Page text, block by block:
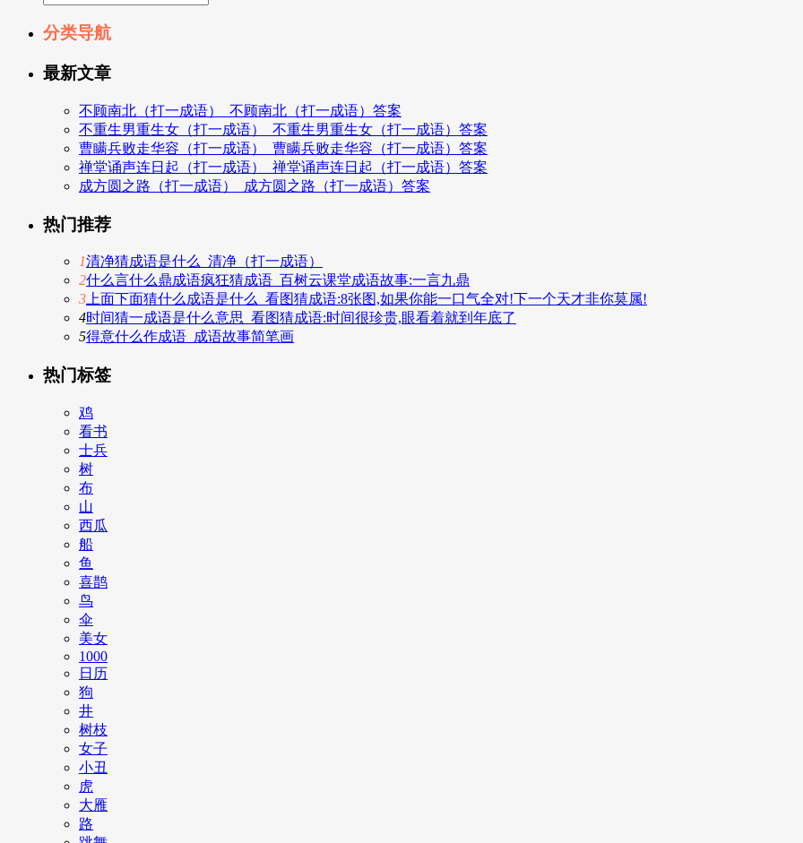
分类导航
最新文章
不顾南北（打一成语）_不顾南北（打一成语）答案
不重生男重生女（打一成语）_不重生男重生女（打一成语）答案
曹瞒兵败走华容（打一成语）_曹瞒兵败走华容（打一成语）答案
禅堂诵声连日起（打一成语）_禅堂诵声连日起（打一成语）答案
成方圆之路（打一成语）_成方圆之路（打一成语）答案
热门推荐
1清净猜成语是什么_清净（打一成语）
2什么言什么鼎成语疯狂猜成语_百树云课堂成语故事:一言九鼎
3 上面下面猜什么成语是什么_看图猜成语:8张图,如果你能一口气全对!下一个天才非你莫属!
4时间猜一成语是什么意思_看图猜成语:时间很珍贵,眼看着就到年底了
5得意什么作成语_成语故事简笔画
热门标签
鸡
看书
士兵
树
布
山
西瓜
船
鱼
喜鹊
鸟
伞
美女
1000
日历
狗
井
树枝
女子
小丑
虎
大雁
路